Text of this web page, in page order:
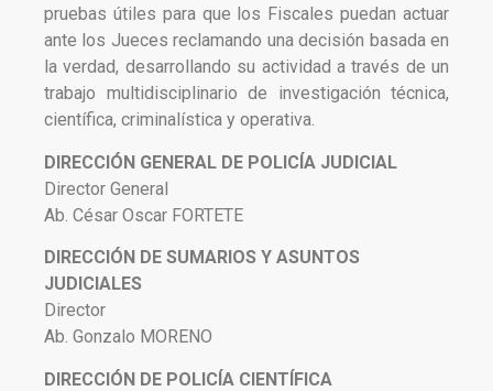
pruebas útiles para que los Fiscales puedan actuar
ante los Jueces reclamando una decisión basada en
la verdad, desarrollando su actividad a través de un
trabajo multidisciplinario de investigación técnica,
científica, criminalística y operativa.
DIRECCIÓN GENERAL DE POLICÍA JUDICIAL
Director General
Ab. César Oscar FORTETE
DIRECCIÓN DE SUMARIOS Y ASUNTOS
JUDICIALES
Director
Ab. Gonzalo MORENO
DIRECCIÓN DE POLICÍA CIENTÍFICA